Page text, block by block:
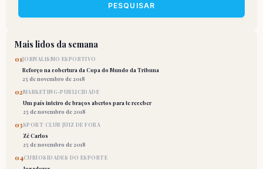
PESQUISAR
Mais lidos da semana
01JORNALISMO ESPORTIVO
Reforço na cobertura da Copa do Mundo da Tribuna
25 de novembro de 2018
02MARKETING-PUBLICIDADE
Um país inteiro de braços abertos para te receber
25 de novembro de 2018
03SPORT CLUB JUIZ DE FORA
Zé Carlos
25 de novembro de 2018
04CURIOSIDADES DO ESPORTE